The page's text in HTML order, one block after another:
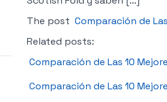
The post Comparación de
Related posts:
Comparación de Las 10
Comparación de Las 10